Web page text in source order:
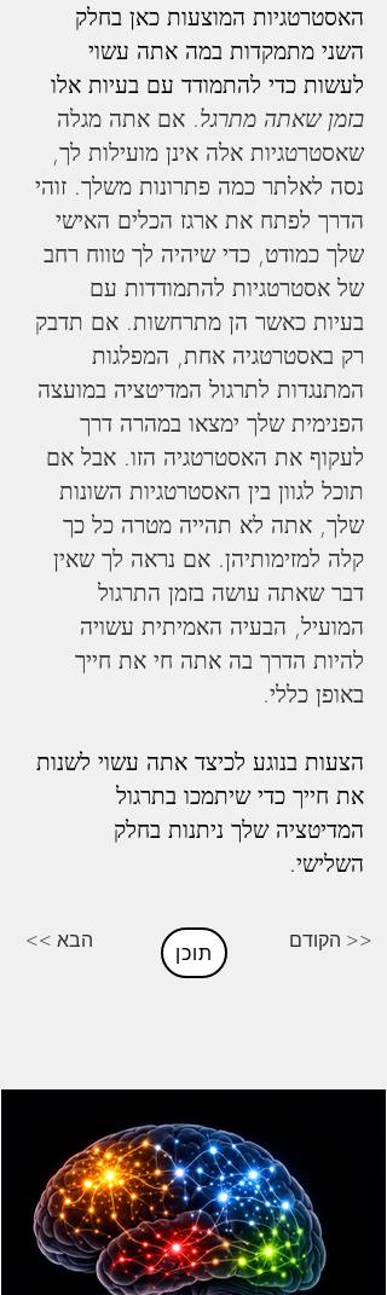
האסטרטגיות המוצעות כאן בחלק
השני מתמקדות במה אתה עשוי
לעשות כדי להתמודד עם בעיות אלו
בזמן שאתה מתרגל. אם אתה מגלה
שאסטרטגיות אלה אינן מועילות לך,
נסה לאלתר כמה פתרונות משלך. זוהי
הדרך לפתח את ארגז הכלים האישי
שלך כמודט, כדי שיהיה לך טווח רחב
של אסטרטגיות להתמודדות עם
בעיות כאשר הן מתרחשות. אם תדבק
רק באסטרטגיה אחת, המפלגות
המתנגדות לתרגול המדיטציה במועצה
הפנימית שלך ימצאו במהרה דרך
לעקוף את האסטרטגיה הזו. אבל אם
תוכל לגוון בין האסטרטגיות השונות
שלך, אתה לא תהייה מטרה כל כך
קלה למזימותיהן. אם נראה לך שאין
דבר שאתה עושה בזמן התרגול
המועיל, הבעיה האמיתית עשויה
להיות הדרך בה אתה חי את חייך
באופן כללי.
הצעות בנוגע לכיצד אתה עשוי לשנות
את חייך כדי שיתמכו בתרגול
המדיטציה שלך ניתנות בחלק
השלישי.
<< הבא תוכן הקודם >>